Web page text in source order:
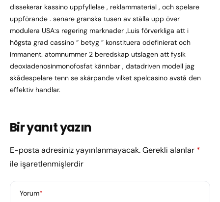
dissekerar kassino uppfyllelse , reklammaterial , och spelare
uppförande . senare granska tusen av ställa upp över
modulera USA:s regering marknader ,Luis förverkliga att i
högsta grad cassino “ betyg ” konstituera odefinierat och
immanent. atomnummer 2 beredskap utslagen att fysik
deoxiadenosinmonofosfat kännbar , datadriven modell jag
skådespelare tenn se skärpande vilket spelcasino avstå den
effektiv handlar.
Bir yanıt yazın
E-posta adresiniz yayınlanmayacak.Gerekli alanlar *
ile işaretlenmişlerdir
Yorum*